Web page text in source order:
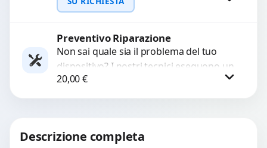
e accessori....
Richiedi Preventivo
WhatsApp
Preventivo Riparazione
Non sai quale sia il problema del tuo
dispositivo? I nostri tecnici eseguono un
check-up completo con strumenti
avanzati per...
20,00€
Descrizione completa